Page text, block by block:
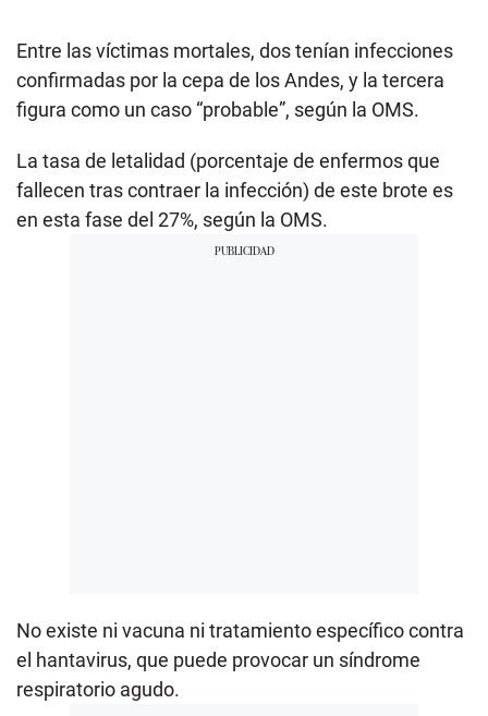
Entre las víctimas mortales, dos tenían infecciones
confirmadas por la cepa de los Andes, y la tercera
figura como un caso “probable”, según la OMS.
La tasa de letalidad (porcentaje de enfermos que
fallecen tras contraer la infección) de este brote es
en esta fase del 27%, según la OMS.
No existe ni vacuna ni tratamiento específico contra
el hantavirus, que puede provocar un síndrome
respiratorio agudo.